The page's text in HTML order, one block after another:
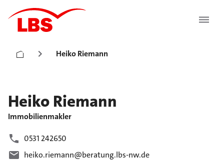
Heiko Riemann
Heiko Riemann
Immobilienmakler
0531 242650
heiko.riemann@beratung.lbs-nw.de